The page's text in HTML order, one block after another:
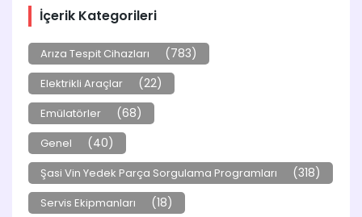
İçerik Kategorileri
Arıza Tespit Cihazları (783)
Elektrikli Araçlar (22)
Emülatörler (68)
Genel (40)
Şasi Vin Yedek Parça Sorgulama Programları (318)
Servis Ekipmanları (18)